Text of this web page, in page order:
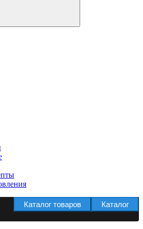
Каталог
Каталог товаров